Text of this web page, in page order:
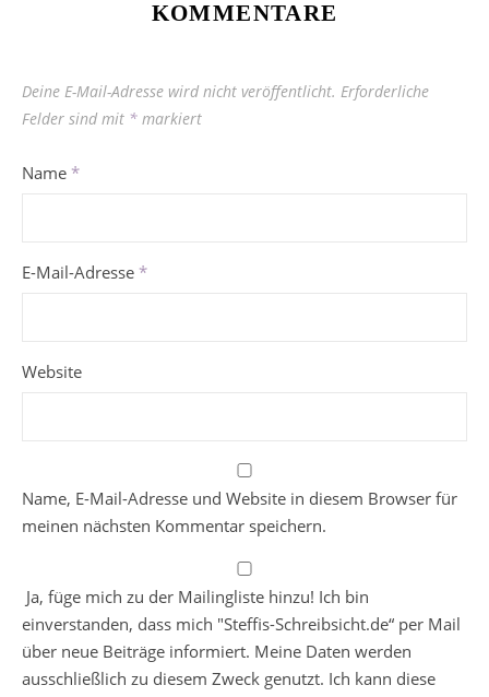
KOMMENTARE
Deine E-Mail-Adresse wird nicht veröffentlicht. Erforderliche
Felder sind mit * markiert
Name *
E-Mail-Adresse *
Website
Name, E-Mail-Adresse und Website in diesem Browser für
meinen nächsten Kommentar speichern.
Ja, füge mich zu der Mailingliste hinzu! Ich bin
einverstanden, dass mich "Steffis-Schreibsicht.de“ per Mail
über neue Beiträge informiert. Meine Daten werden
ausschließlich zu diesem Zweck genutzt. Ich kann diese